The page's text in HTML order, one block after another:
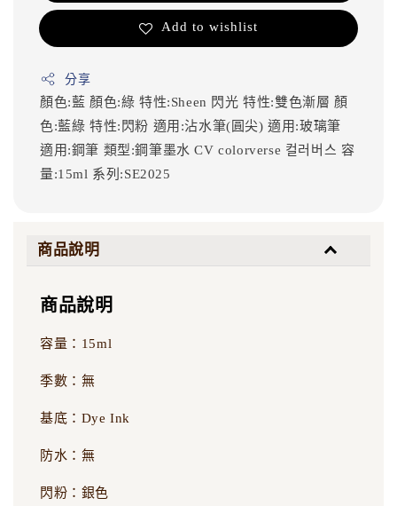
Add to wishlist
分享
顏色:藍 顏色:綠 特性:Sheen 閃光特性:雙色漸層顏
色:藍綠 特性:閃粉 適用:沾水筆(圓尖)適用:玻璃筆
適用:鋼筆 類型:鋼筆墨水CVcolorverse 컬러버스 容
量:15ml 系列:SE2025
商品說明
商品說明
容量：15ml
季數：無
基底：Dye Ink
防水：無
閃粉：銀色